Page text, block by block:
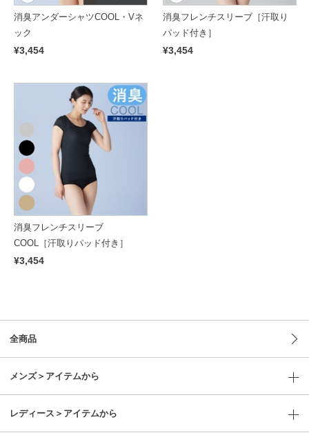
消臭アンダーシャツCOOL・Vネ
ック
¥3,454
消臭フレンチスリーブ［汗取り
パッド付き］
¥3,454
消臭フレンチスリーブ
COOL［汗取りパッド付き］
¥3,454
全商品
メンズ＞アイテムから
レディース＞アイテムから